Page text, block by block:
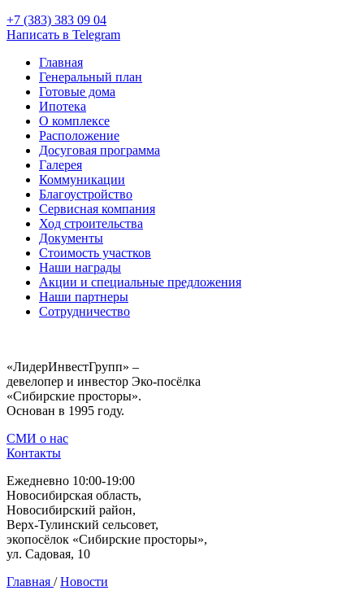
+7 (383) 383 09 04
Написать в Telegram
Главная
Генеральный план
Готовые дома
Ипотека
О комплексе
Расположение
Досуговая программа
Галерея
Коммуникации
Благоустройство
Сервисная компания
Ход строительства
Документы
Стоимость участков
Наши награды
Акции и специальные предложения
Наши партнеры
Сотрудничество
«ЛидерИнвестГрупп» –
девелопер и инвестор Эко-посёлка
«Сибирские просторы».
Основан в 1995 году.
СМИ о нас
Контакты
Ежедневно 10:00-19:00
Новосибирская область,
Новосибирский район,
Верх-Тулинский сельсовет,
экопосёлок «Сибирские просторы»,
ул. Садовая, 10
Главная / Новости